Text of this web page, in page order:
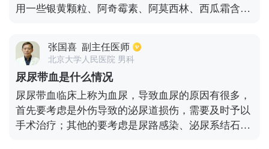
用一些银黄颗粒、阿奇霉素、阿莫西林、西瓜霜含
做雾化或者注射生理盐水来进行治疗。在日常生活中
不要吃生冷、辛辣等对嗓子刺激比较大的食物，多吃
水果和蔬菜和容易消化的食物，多喝温水，保证体内
有充足的水分。也要改变自己的作息时间，不要熬
夜，使自己尽快恢复健康。
张国喜 副主任医师
北京大学人民医院 男科
尿尿带血是什么情况
尿尿带血临床上称为血尿，导致血尿的原因有很多，
首先要考虑是外伤导致的泌尿道损伤，需要及时予以
手术治疗；其他的要考虑是尿路感染、泌尿系结石以